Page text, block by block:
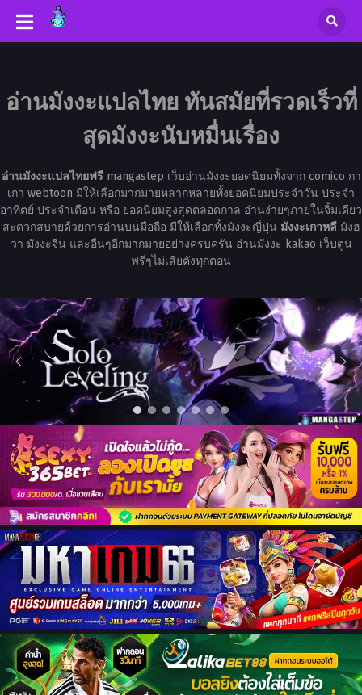
อ่านมังงะแปลไทย ทันสมัยที่รวดเร็วที่
สุดมังงะนับหมื่นเรื่อง
อ่านมังงะแปลไทยฟรีmangastep เว็บอ่านมังงะยอดนิยมทั้งจาก comico กา
เกา webtoon มีให้เลือกมากมายหลากหลายทั้งยอดนิยมประจำวัน ประจำ
อาทิตย์ ประจำเดือน หรือ ยอดนิยมสูงสุดตลอดกาล อ่านง่ายๆภายในจิ้มเดียว
สะดวกสบายด้วยการอ่านบนมือถือ มีให้เลือกทั้งมังงะญี่ปุ่น มังงะเกาหลีมังฮ
วา มังงะจีน และอื่นๆอีกมากมายอย่างครบครัน อ่านมังงะ kakao เว็บตูน
ฟรีๆไม่เสียตังทุกตอน